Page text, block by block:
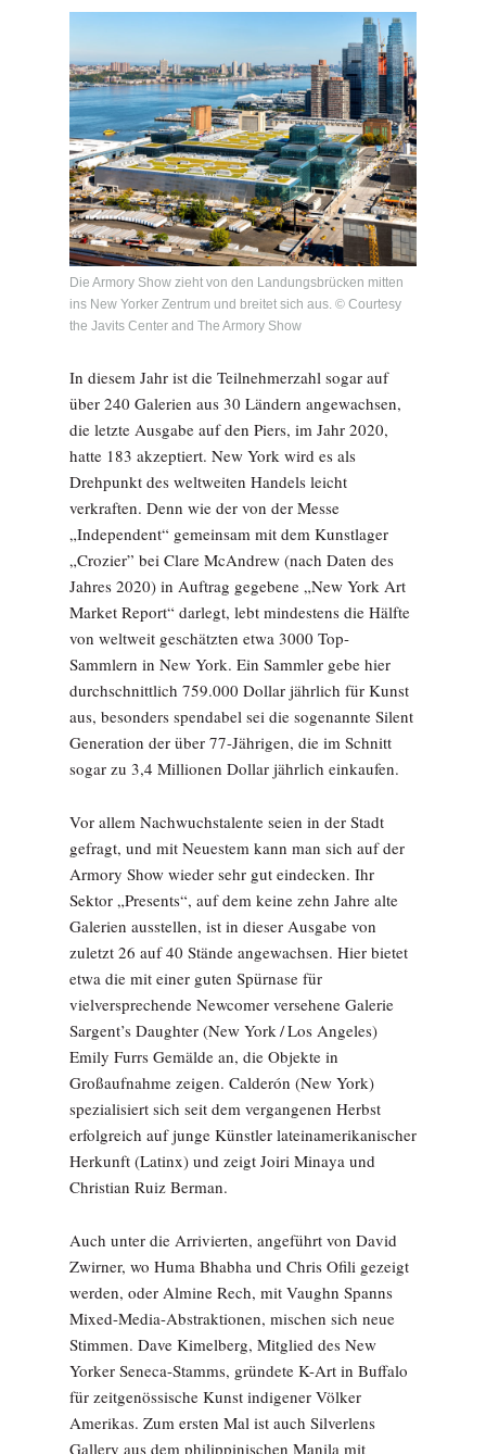
Die Armory Show zieht von den Landungsbrücken mitten
ins New Yorker Zentrum und breitet sich aus. © Courtesy
the Javits Center and The Armory Show
In diesem Jahr ist die Teilnehmerzahl sogar auf
über 240 Galerien aus 30 Ländern angewachsen,
die letzte Ausgabe auf den Piers, im Jahr 2020,
hatte 183 akzeptiert. New York wird es als
Drehpunkt des weltweiten Handels leicht
verkraften. Denn wie der von der Messe
„Independent“ gemeinsam mit dem Kunstlager
„Crozier” bei Clare McAndrew (nach Daten des
Jahres 2020) in Auftrag gegebene „New York Art
Market Report“ darlegt, lebt mindestens die Hälfte
von weltweit geschätzten etwa 3000 Top-
Sammlern in New York. Ein Sammler gebe hier
durchschnittlich 759.000 Dollar jährlich für Kunst
aus, besonders spendabel sei die sogenannte Silent
Generation der über 77-Jährigen, die im Schnitt
sogar zu 3,4 Millionen Dollar jährlich einkaufen.
Vor allem Nachwuchstalente seien in der Stadt
gefragt, und mit Neuestem kann man sich auf der
Armory Show wieder sehr gut eindecken. Ihr
Sektor „Presents“, auf dem keine zehn Jahre alte
Galerien ausstellen, ist in dieser Ausgabe von
zuletzt 26 auf 40 Stände angewachsen. Hier bietet
etwa die mit einer guten Spürnase für
vielversprechende Newcomer versehene Galerie
Sargent’s Daughter (New York / Los Angeles)
Emily Furrs Gemälde an, die Objekte in
Großaufnahme zeigen. Calderón (New York)
spezialisiert sich seit dem vergangenen Herbst
erfolgreich auf junge Künstler lateinamerikanischer
Herkunft (Latinx) und zeigt Joiri Minaya und
Christian Ruiz Berman.
Auch unter die Arrivierten, angeführt von David
Zwirner, wo Huma Bhabha und Chris Ofili gezeigt
werden, oder Almine Rech, mit Vaughn Spanns
Mixed-Media-Abstraktionen, mischen sich neue
Stimmen. Dave Kimelberg, Mitglied des New
Yorker Seneca-Stamms, gründete K-Art in Buffalo
für zeitgenössische Kunst indigener Völker
Amerikas. Zum ersten Mal ist auch Silverlens
Gallery aus dem philippinischen Manila mit